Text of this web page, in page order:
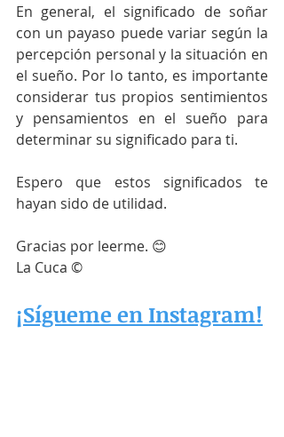
En general, el significado de soñar
con un payaso puede variar según la
percepción personal y la situación en
el sueño. Por lo tanto, es importante
considerar tus propios sentimientos
y pensamientos en el sueño para
determinar su significado para ti.
Espero que estos significados te
hayan sido de utilidad.
Gracias por leerme. 😊
La Cuca ©️
¡Sígueme en Instagram!